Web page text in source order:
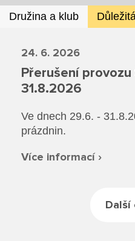
Kontakty SŠ
Družina a klub
24. 6. 2026
Přerušení
31.8.2026
Ve dnech 29.6. -
prázdnin.
Více informací ›
Další